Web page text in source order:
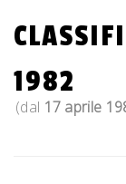
1982
(dal 17 aprile